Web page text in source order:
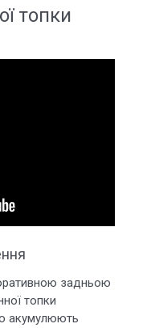
топки
задньою
топки
акумулюють